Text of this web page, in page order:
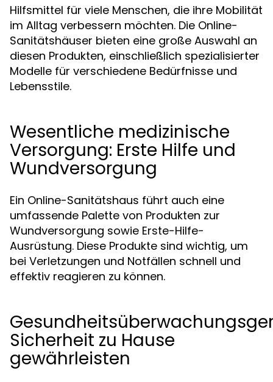
Hilfsmittel für viele Menschen, die ihre Mobilität
im Alltag verbessern möchten. Die Online-
Sanitätshäuser bieten eine große Auswahl an
diesen Produkten, einschließlich spezialisierter
Modelle für verschiedene Bedürfnisse und
Lebensstile.
Wesentliche medizinische
Versorgung: Erste Hilfe und
Wundversorgung
Ein Online-Sanitätshaus führt auch eine
umfassende Palette von Produkten zur
Wundversorgung sowie Erste-Hilfe-
Ausrüstung. Diese Produkte sind wichtig, um
bei Verletzungen und Notfällen schnell und
effektiv reagieren zu können.
Sicherheit zu Hause
gewährleisten